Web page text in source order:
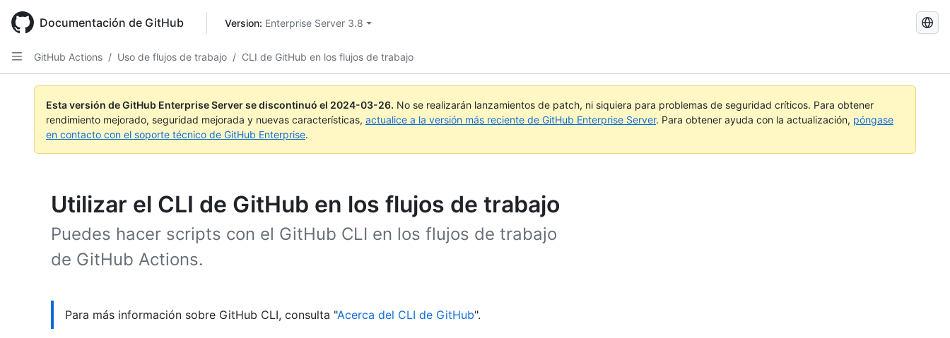
main
content
Documentación de GitHub Version: Enterprise Server 3.8
Buscar
GitHub Actions / Uso de flujos de trabajo / CLI de GitHub en los flujos de trabajo
Esta versión de GitHub Enterprise Server se discontinuó el 2024-03-26. No se realizarán lanzamientos de patch, ni siquiera para problemas de seguridad críticos. Para obtener
rendimiento mejorado, seguridad mejorada y nuevas características, actualice a la versión más reciente de GitHub Enterprise Server. Para obtener ayuda con la actualización, póngase
en contacto con el soporte técnico de GitHub Enterprise.
Utilizar el CLI de GitHub en los flujos de trabajo
Puedes hacer scripts con el GitHub CLI en los flujos de trabajo
de GitHub Actions.
Para más información sobre GitHub CLI, consulta "Acerca del CLI de GitHub".